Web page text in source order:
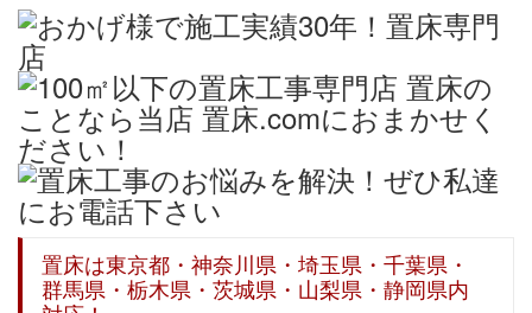
置床は東京都・神奈川県・埼玉県・千葉県・
群馬県・栃木県・茨城県・山梨県・静岡県内